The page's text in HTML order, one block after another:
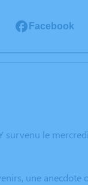
Facebook
survenu le
une anecdote